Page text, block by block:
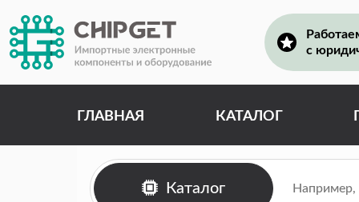
с
ГЛАВНАЯ КАТАЛОГ
Каталог